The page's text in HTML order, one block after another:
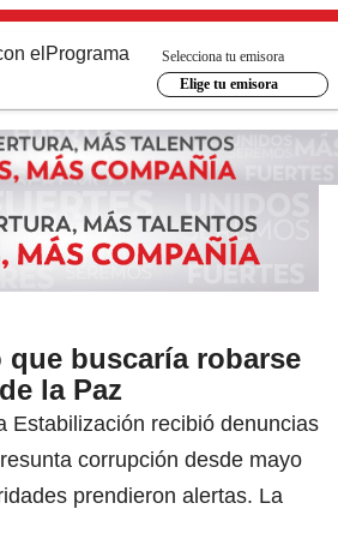
el Programa
Selecciona tu emisora
Elige tu emisora
que buscaría robarse
la Paz
Estabilización recibió denuncias
corrupción desde mayo
prendieron alertas. La